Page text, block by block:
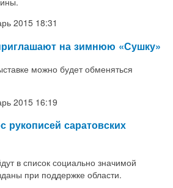
2015 18:31
на зимнюю «Сушку»
можно будет обменяться
2015 16:19
рукописей саратовских
в список социально значимой
при поддержке области.